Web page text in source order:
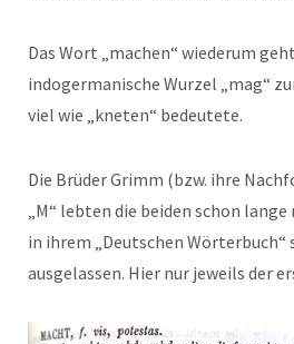
Das Wort „machen“ wiederum
indogermanische Wurzel „mag“
viel wie „kneten“ bedeutete.
Die Brüder Grimm (bzw. ihre
„M“ lebten die beiden schon
in ihrem „Deutschen Wörterbuch“
ausgelassen. Hier nur jeweils der